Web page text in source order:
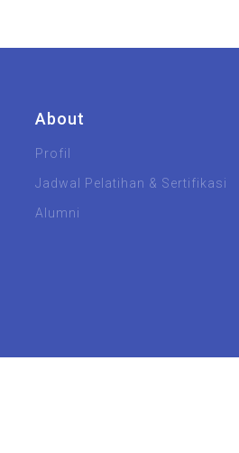
About
Profil
Jadwal Pelatihan & Sertifikasi
Alumni